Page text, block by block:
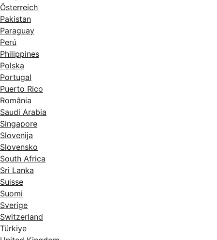
Österreich
Pakistan
Paraguay
Perú
Philippines
Polska
Portugal
Puerto Rico
România
Saudi Arabia
Singapore
Slovenija
Slovensko
South Africa
Sri Lanka
Suisse
Suomi
Sverige
Switzerland
Türkiye